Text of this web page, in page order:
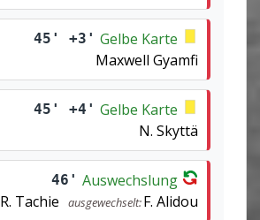
45' +3' Gelbe Karte
Maxwell Gyamfi
45' +4' Gelbe Karte
N. Skyttä
46' Auswechslung
R. Tachie ausgewechselt:F. Alidou